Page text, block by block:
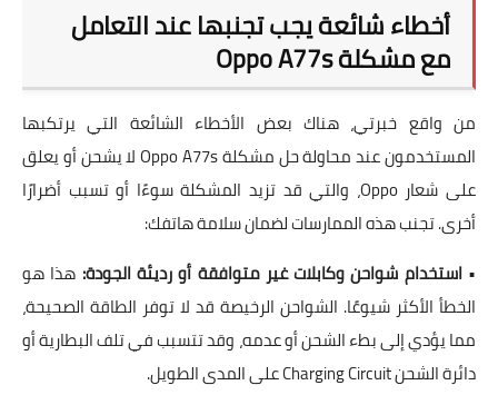
أخطاء شائعة يجب تجنبها عند التعامل
مع مشكلة Oppo A77s
من واقع خبرتي، هناك بعض الأخطاء الشائعة التي يرتكبها
المستخدمون عند محاولة
حل مشكلة Oppo A77s لا يشحن أو يعلق
على شعار Oppo
، والتي قد تزيد المشكلة سوءًا أو تسبب أضرارًا
أخرى. تجنب هذه الممارسات لضمان سلامة هاتفك:
•استخدام شواحن وكابلات غير متوافقة أو رديئة الجودة: هذا هو
الخطأ الأكثر شيوعًا. الشواحن الرخيصة قد لا توفر الطاقة الصحيحة،
مما يؤدي إلى بطء الشحن أو عدمه، وقد تتسبب في تلفالبطاريةأو
دائرة الشحن Charging Circuit
على المدى الطويل.